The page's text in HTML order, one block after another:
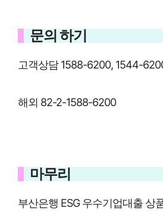
문의 하기
고객상담 1588-6200, 1544-
해외 82-2-1588-6200
마무리
부산은행 ESG 우수기업대출 상